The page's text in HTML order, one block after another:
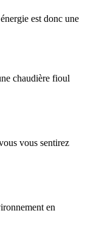
est donc une
chaudière fioul
vous sentirez
en